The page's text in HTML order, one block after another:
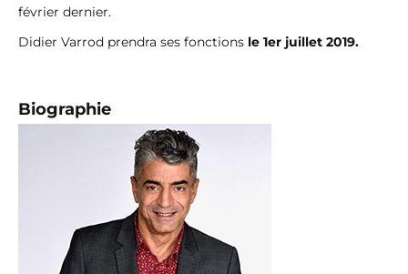
février dernier.
Didier Varrod prendra ses fonctions le 1er juillet 2019.
Biographie